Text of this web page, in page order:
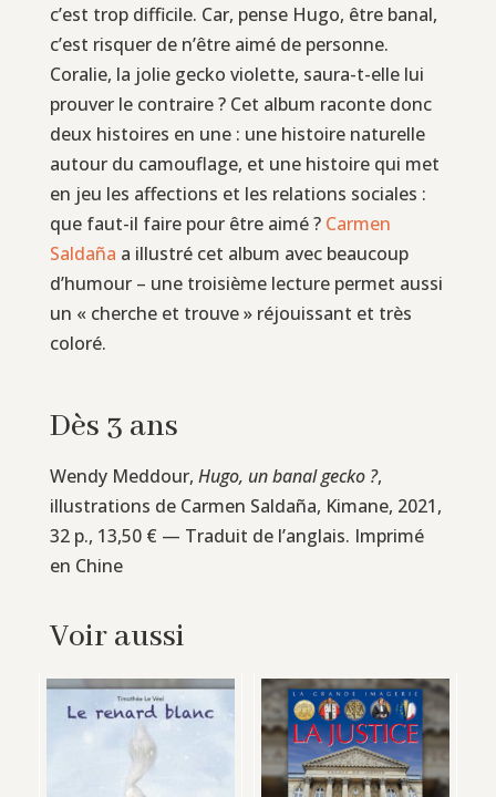
c’est trop difficile. Car, pense Hugo, être banal,
c’est risquer de n’être aimé de personne.
Coralie, la jolie gecko violette, saura-t-elle lui
prouver le contraire ? Cet album raconte donc
deux histoires en une : une histoire naturelle
autour du camouflage, et une histoire qui met
en jeu les affections et les relations sociales :
que faut-il faire pour être aimé ? Carmen
Saldaña a illustré cet album avec beaucoup
d’humour – une troisième lecture permet aussi
un « cherche et trouve » réjouissant et très
coloré.
Dès 3 ans
Wendy Meddour, Hugo, un banal gecko ?,
illustrations de Carmen Saldaña, Kimane, 2021,
32 p., 13,50 € — Traduit de l’anglais. Imprimé
en Chine
Voir aussi